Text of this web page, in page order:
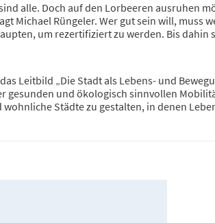
alle. Doch auf den Lorbeeren ausruhen
Michael Rüngeler. Wer gut sein will, muss
um rezertifiziert zu werden. Bis
Leitbild „Die Stadt als Lebens- und
gesunden und ökologisch sinnvollen
Städte zu gestalten, in denen